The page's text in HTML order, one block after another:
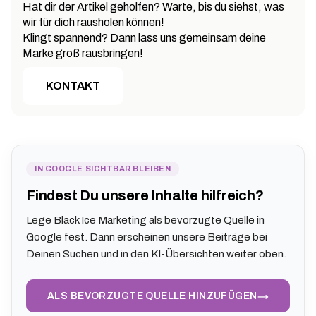
Hat dir der Artikel geholfen? Warte, bis du siehst, was
wir für dich rausholen können!
Klingt spannend? Dann lass uns gemeinsam deine
Marke groß rausbringen!
KONTAKT
IN GOOGLE SICHTBAR BLEIBEN
Findest Du unsere Inhalte hilfreich?
Lege Black Ice Marketing als bevorzugte Quelle in
Google fest. Dann erscheinen unsere Beiträge bei
Deinen Suchen und in den KI-Übersichten weiter oben.
ALS BEVORZUGTE QUELLE HINZUFÜGEN →